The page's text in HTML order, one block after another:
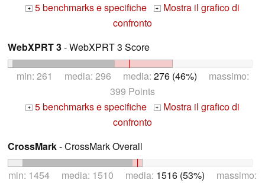
+ 5 benchmarks e specifiche + Mostra il grafico di
confronto
WebXPRT 3- WebXPRT 3 Score
min: 261 media: 296 media: 276 (46%) massimo:
399 Points
+ 5 benchmarks e specifiche + Mostra il grafico di
confronto
CrossMark- CrossMark Overall
min: 1454 media: 1510 media: 1516 (53%) massimo: